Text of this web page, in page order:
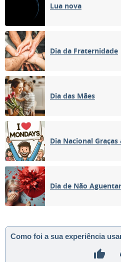
Lua nova
Dia da Fraternidade
Dia das Mães
Dia Nacional Graças
Dia de Não
Como foi a sua experiência